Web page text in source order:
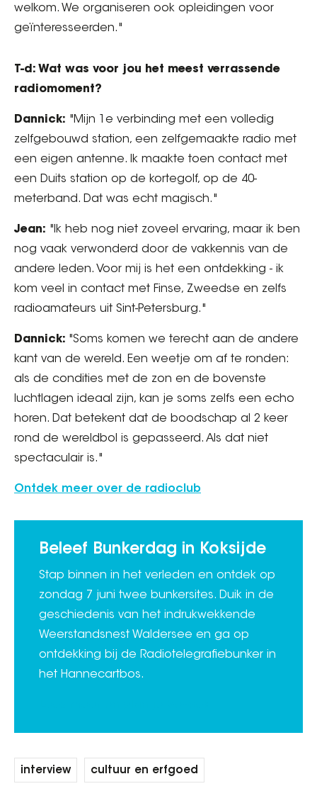
welkom. We organiseren ook opleidingen voor
geïnteresseerden."
T-d: Wat was voor jou het meest verrassende
radiomoment?
Dannick: "Mijn 1e verbinding met een volledig
zelfgebouwd station, een zelfgemaakte radio met
een eigen antenne. Ik maakte toen contact met
een Duits station op de kortegolf, op de 40-
meterband. Dat was echt magisch."
Jean: "Ik heb nog niet zoveel ervaring, maar ik ben
nog vaak verwonderd door de vakkennis van de
andere leden. Voor mij is het een ontdekking - ik
kom veel in contact met Finse, Zweedse en zelfs
radioamateurs uit Sint-Petersburg."
Dannick: "Soms komen we terecht aan de andere
kant van de wereld. Een weetje om af te ronden:
als de condities met de zon en de bovenste
luchtlagen ideaal zijn, kan je soms zelfs een echo
horen. Dat betekent dat de boodschap al 2 keer
rond de wereldbol is gepasseerd. Als dat niet
spectaculair is."
Ontdek meer over de radioclub
Beleef Bunkerdag in Koksijde
Stap binnen in het verleden en ontdek op
zondag 7 juni twee bunkersites. Duik in de
geschiedenis van het indrukwekkende
Weerstandsnest Waldersee en ga op
ontdekking bij de Radiotelegrafiebunker in
het Hannecartbos.
interview cultuur en erfgoed